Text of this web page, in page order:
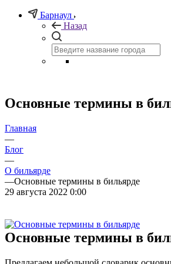
Барнаул
Назад
Основные термины в
Главная
—
Блог
—
О бильярде
—Основные термины в бильярде
29 августа 2022 0:00
Основные термины в